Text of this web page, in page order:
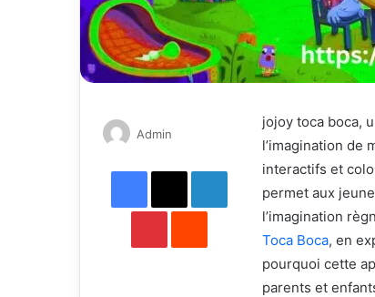
jojoy toca boca,
l’imagination de
interactifs et
permet aux
l’imagination
Toca Boca, en
pourquoi cette
parents et
Admin
email
Facebook
X LinkedIn
PinterestReddit